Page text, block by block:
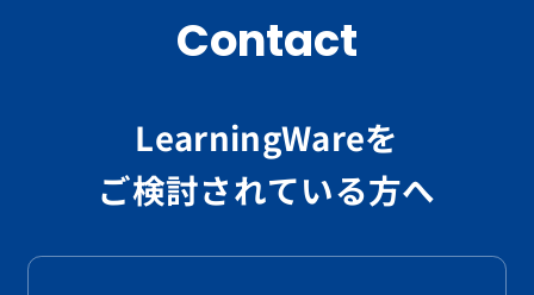
Contact
LearningWareを
ご検討されている方へ